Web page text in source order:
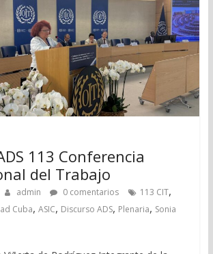
113 Conferencia
del Trabajo
admin 0 comentarios 113 CIT,
Cuba, ASIC, Discurso ADS, Plenaria, Sonia